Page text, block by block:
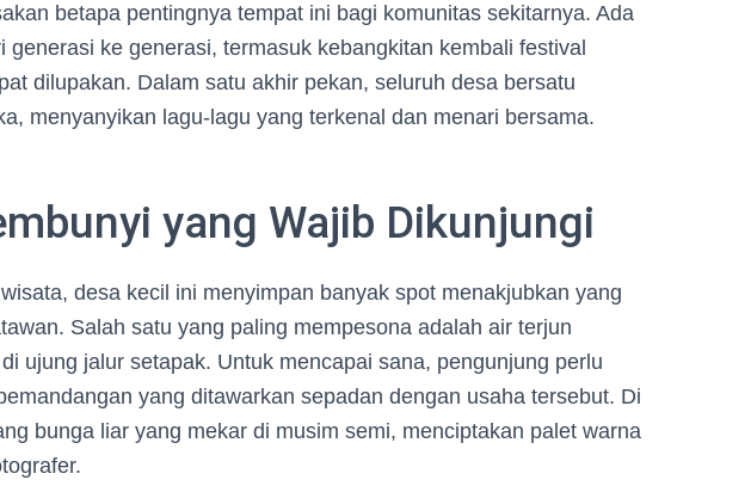
betapa pentingnya tempat ini bagi komunitas sekitarnya. Ada
generasi ke generasi, termasuk kebangkitan kembali festival
dilupakan. Dalam satu akhir pekan, seluruh desa bersatu
menyanyikan lagu-lagu yang terkenal dan menari bersama.
yang Wajib Dikunjungi
desa kecil ini menyimpan banyak spot menakjubkan yang
Salah satu yang paling mempesona adalah air terjun
ujung jalur setapak. Untuk mencapai sana, pengunjung perlu
yang ditawarkan sepadan dengan usaha tersebut. Di
bunga liar yang mekar di musim semi, menciptakan palet warna